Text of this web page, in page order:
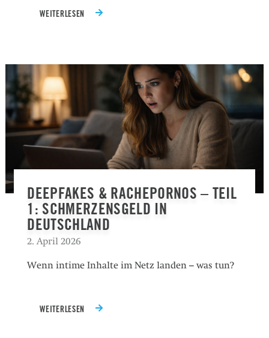
WEITERLESEN
DEEPFAKES & RACHEPORNOS – TEIL
1: SCHMERZENSGELD IN
DEUTSCHLAND
2. April 2026
Wenn intime Inhalte im Netz landen – was tun?
WEITERLESEN